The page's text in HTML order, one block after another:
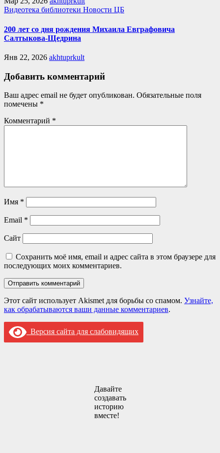
Видеотека библиотеки Новости ЦБ
200 лет со дня рождения Михаила Евграфовича
Салтыкова-Щедрина
Янв 22, 2026 akhtuprkult
Добавить комментарий
Ваш адрес email не будет опубликован. Обязательные поля
помечены *
Комментарий *
Имя *
Email *
Сайт
Сохранить моё имя, email и адрес сайта в этом браузере для
последующих моих комментариев.
Этот сайт использует Akismet для борьбы со спамом. Узнайте,
как обрабатываются ваши данные комментариев.
Версия сайта для слабовидящих
Давайте
создавать
историю
вместе!